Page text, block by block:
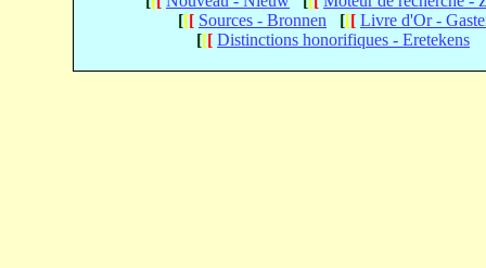
[[[ Sources - Bronnen [[[ Livre d'Or -
[[[ Distinctions honorifiques - Eretekens